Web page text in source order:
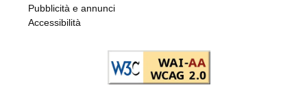
Pubblicità e annunci
Accessibilità